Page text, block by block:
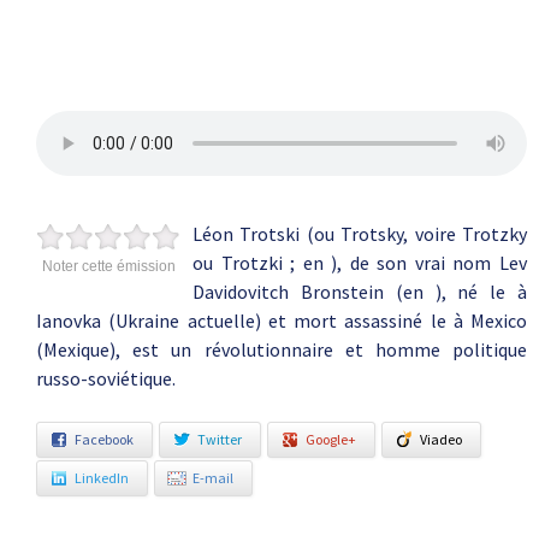
Noter cette émission
Léon Trotski (ou Trotsky, voire Trotzky
ou Trotzki ; en ), de son vrai nom Lev
Davidovitch Bronstein (en ), né le à
Ianovka (Ukraine actuelle) et mort assassiné le à Mexico
(Mexique), est un révolutionnaire et homme politique
russo-soviétique.
Facebook Twitter Google+ Viadeo
LinkedIn E-mail